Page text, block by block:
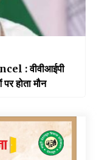
: वीवीआईपी
होता मौन